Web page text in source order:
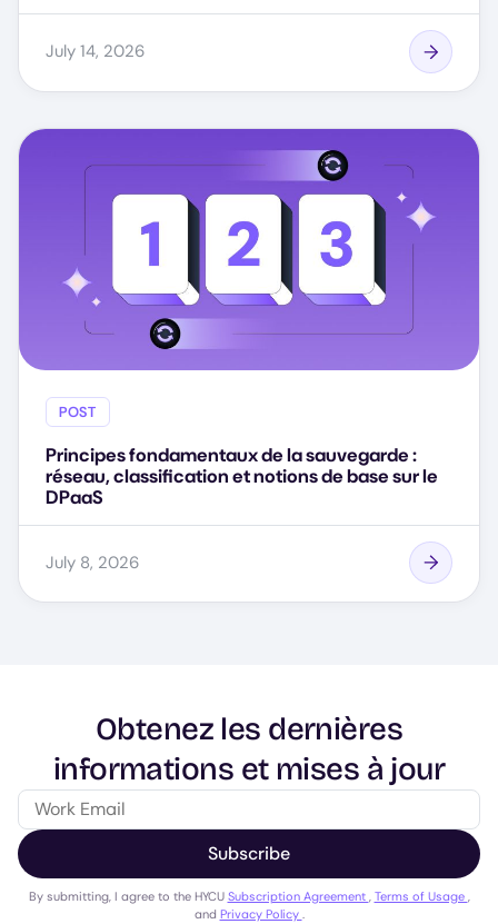
July 14, 2026
POST
Principes fondamentaux de la sauvegarde :
réseau, classification et notions de base sur le
DPaaS
July 8, 2026
Obtenez les dernières
informations et mises à jour
Subscribe
By submitting, I agree to the HYCU Subscription Agreement , Terms of Usage ,
and Privacy Policy .